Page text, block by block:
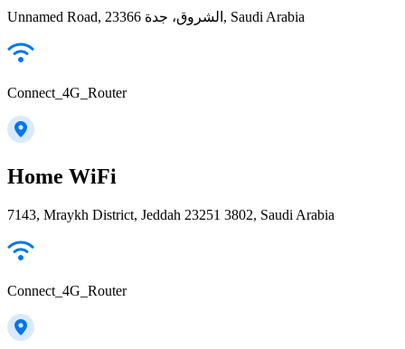
Unnamed Road, الشروق، جدة 23366, Saudi Arabia
Connect_4G_Router
Home WiFi
7143, Mraykh District, Jeddah 23251 3802, Saudi Arabia
Connect_4G_Router